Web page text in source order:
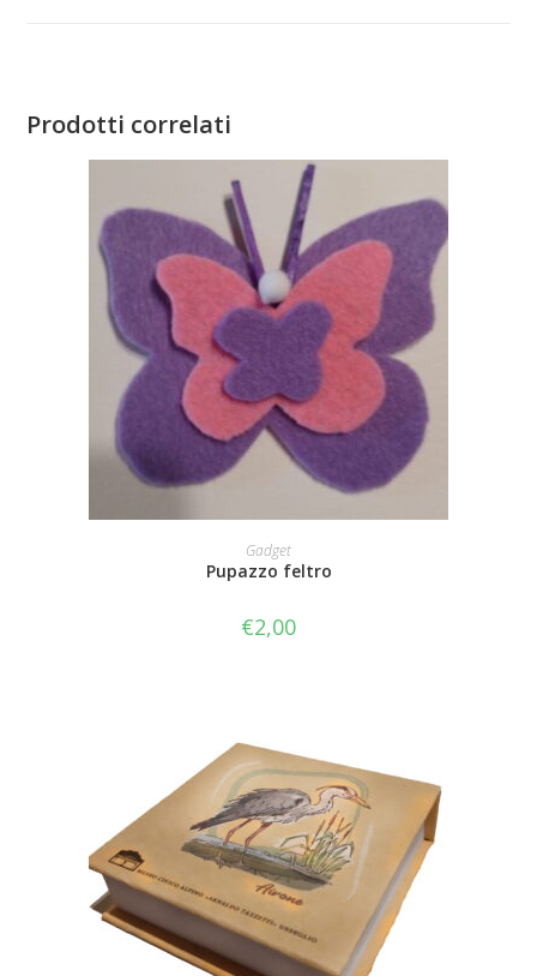
Prodotti correlati
AGGIUNGI AL CARRELLO
Gadget
Pupazzo feltro
€2,00